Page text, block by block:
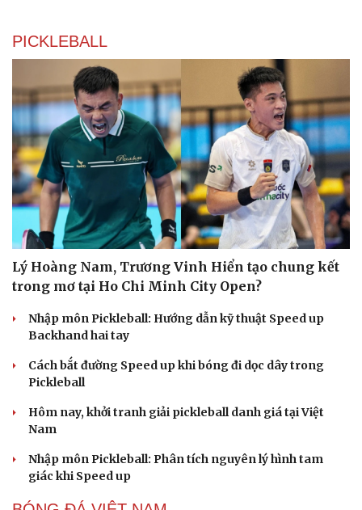
PICKLEBALL
Lý Hoàng Nam, Trương Vinh Hiển tạo chung kết
trong mơ tại Ho Chi Minh City Open?
Nhập môn Pickleball: Hướng dẫn kỹ thuật Speed up
Backhand hai tay
Cách bắt đường Speed up khi bóng đi dọc dây trong
Pickleball
Hôm nay, khởi tranh giải pickleball danh giá tại Việt
Nam
Nhập môn Pickleball: Phân tích nguyên lý hình tam
giác khi Speed up